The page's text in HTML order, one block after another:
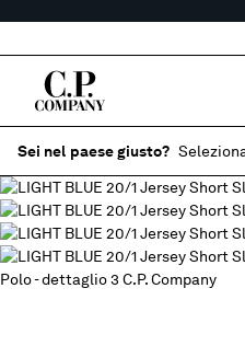
Sei nel paese giusto?